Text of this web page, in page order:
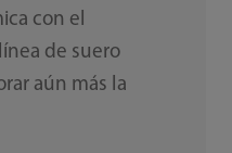
con el
de suero
aún más la